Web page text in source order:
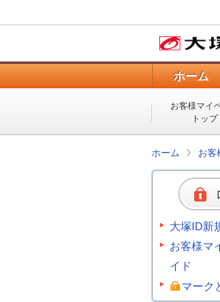
ホーム
お客様マイ
トップ
ホーム お客
大塚ID新
お客様マ
イド
マーク